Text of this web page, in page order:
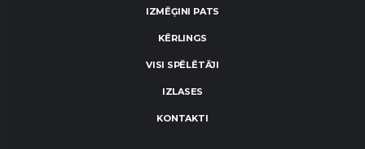
IZMĒĢINI PATS
KĒRLINGS
VISI SPĒLĒTĀJI
IZLASES
KONTAKTI